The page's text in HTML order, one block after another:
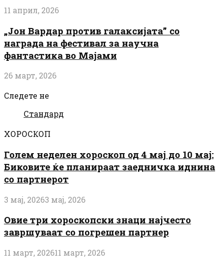
11 април, 2026
„Јон Вардар против галаксијата” со
награда на фестивал за научна
фантастика во Мајами
26 март, 2026
Следете не
Стандард
ХОРОСКОП
Голем неделен хороскоп од 4 мај до 10 мај:
Биковите ќе планираат заедничка иднина
со партнерот
3 мај, 20263 мај, 2026
Овие три хороскопски знаци најчесто
завршуваат со погрешен партнер
11 март, 202611 март, 2026